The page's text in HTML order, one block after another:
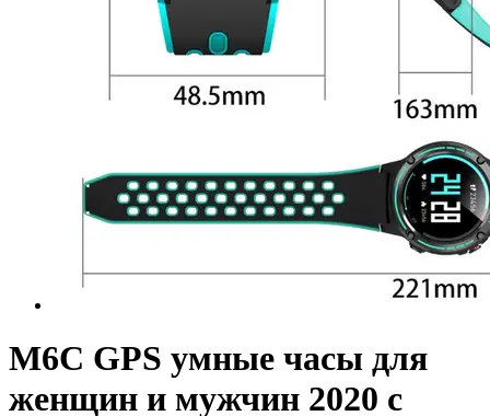
M6C GPS умные часы для
женщин и мужчин 2020 с